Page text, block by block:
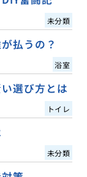
未分類
払うの？
浴室
選び方とは
トイレ
未分類